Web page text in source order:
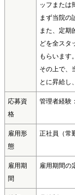
ッフまたは
まず当院の
また、定期
どを全スタ
もらいます。
その上で、
とに昇給し
応募資
格
管理者経験
雇用形
態
正社員（常
雇用期
間
雇用期間の